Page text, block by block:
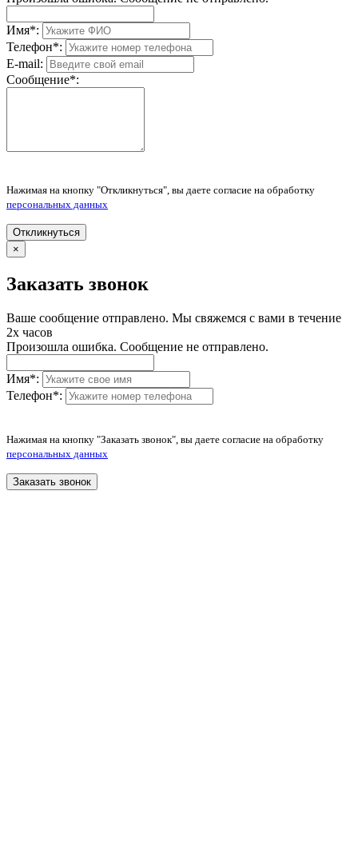
Имя*:
Телефон*:
E-mail:
Сообщение*:
Нажимая на кнопку "Откликнуться", вы даете согласие на обработку
персональных данных
Откликнуться
×
Заказать звонок
Ваше сообщение отправлено. Мы свяжемся с вами в течение
2х часов
Произошла ошибка. Сообщение не отправлено.
Имя*:
Телефон*:
Нажимая на кнопку "Заказать звонок", вы даете согласие на обработку
персональных данных
Заказать звонок